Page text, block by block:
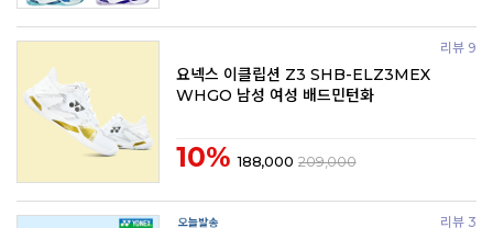
리뷰 9
요넥스 이클립션 Z3 SHB-ELZ3MEX
WHGO 남성 여성 배드민턴화
10% 188,000 209,000
리뷰 3